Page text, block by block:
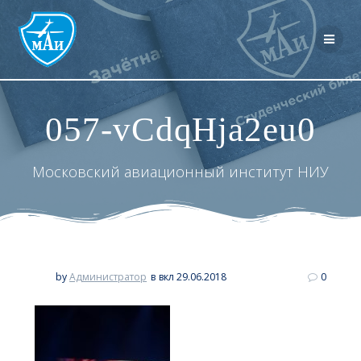
Перейти
контенту
057-vCdqHja2eu0
Московский авиационный институт НИУ
byАдминистратор в вкл 29.06.2018 0